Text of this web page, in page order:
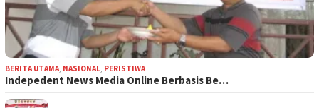
BERITA UTAMA, NASIONAL, PERISTIWA
Indepedent News Media Online Berbasis Be…